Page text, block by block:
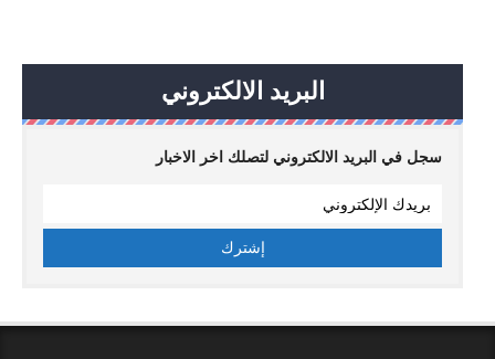
البريد الالكتروني
سجل في البريد الالكتروني لتصلك اخر الاخبار